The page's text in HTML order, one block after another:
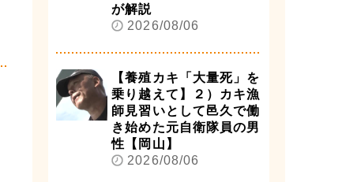
が解説
2026/08/06
【養殖カキ「大量死」を
乗り越えて】２）カキ漁
師見習いとして邑久で働
き始めた元自衛隊員の男
性【岡山】
2026/08/06